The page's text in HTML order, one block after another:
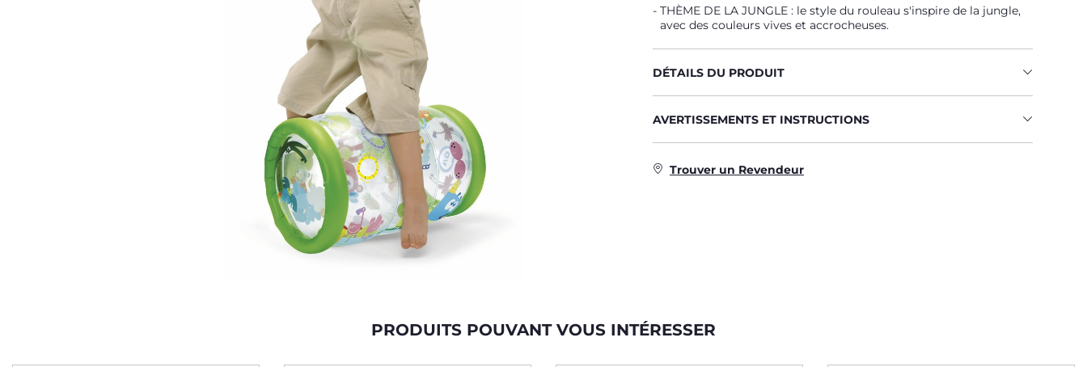
THÈME DE LA JUNGLE : le style du rouleau s'inspire de la jungle,
avec des couleurs vives et accrocheuses.
DÉTAILS DU PRODUIT
AVERTISSEMENTS ET INSTRUCTIONS
Trouver un Revendeur
PRODUITS POUVANT VOUS INTÉRESSER